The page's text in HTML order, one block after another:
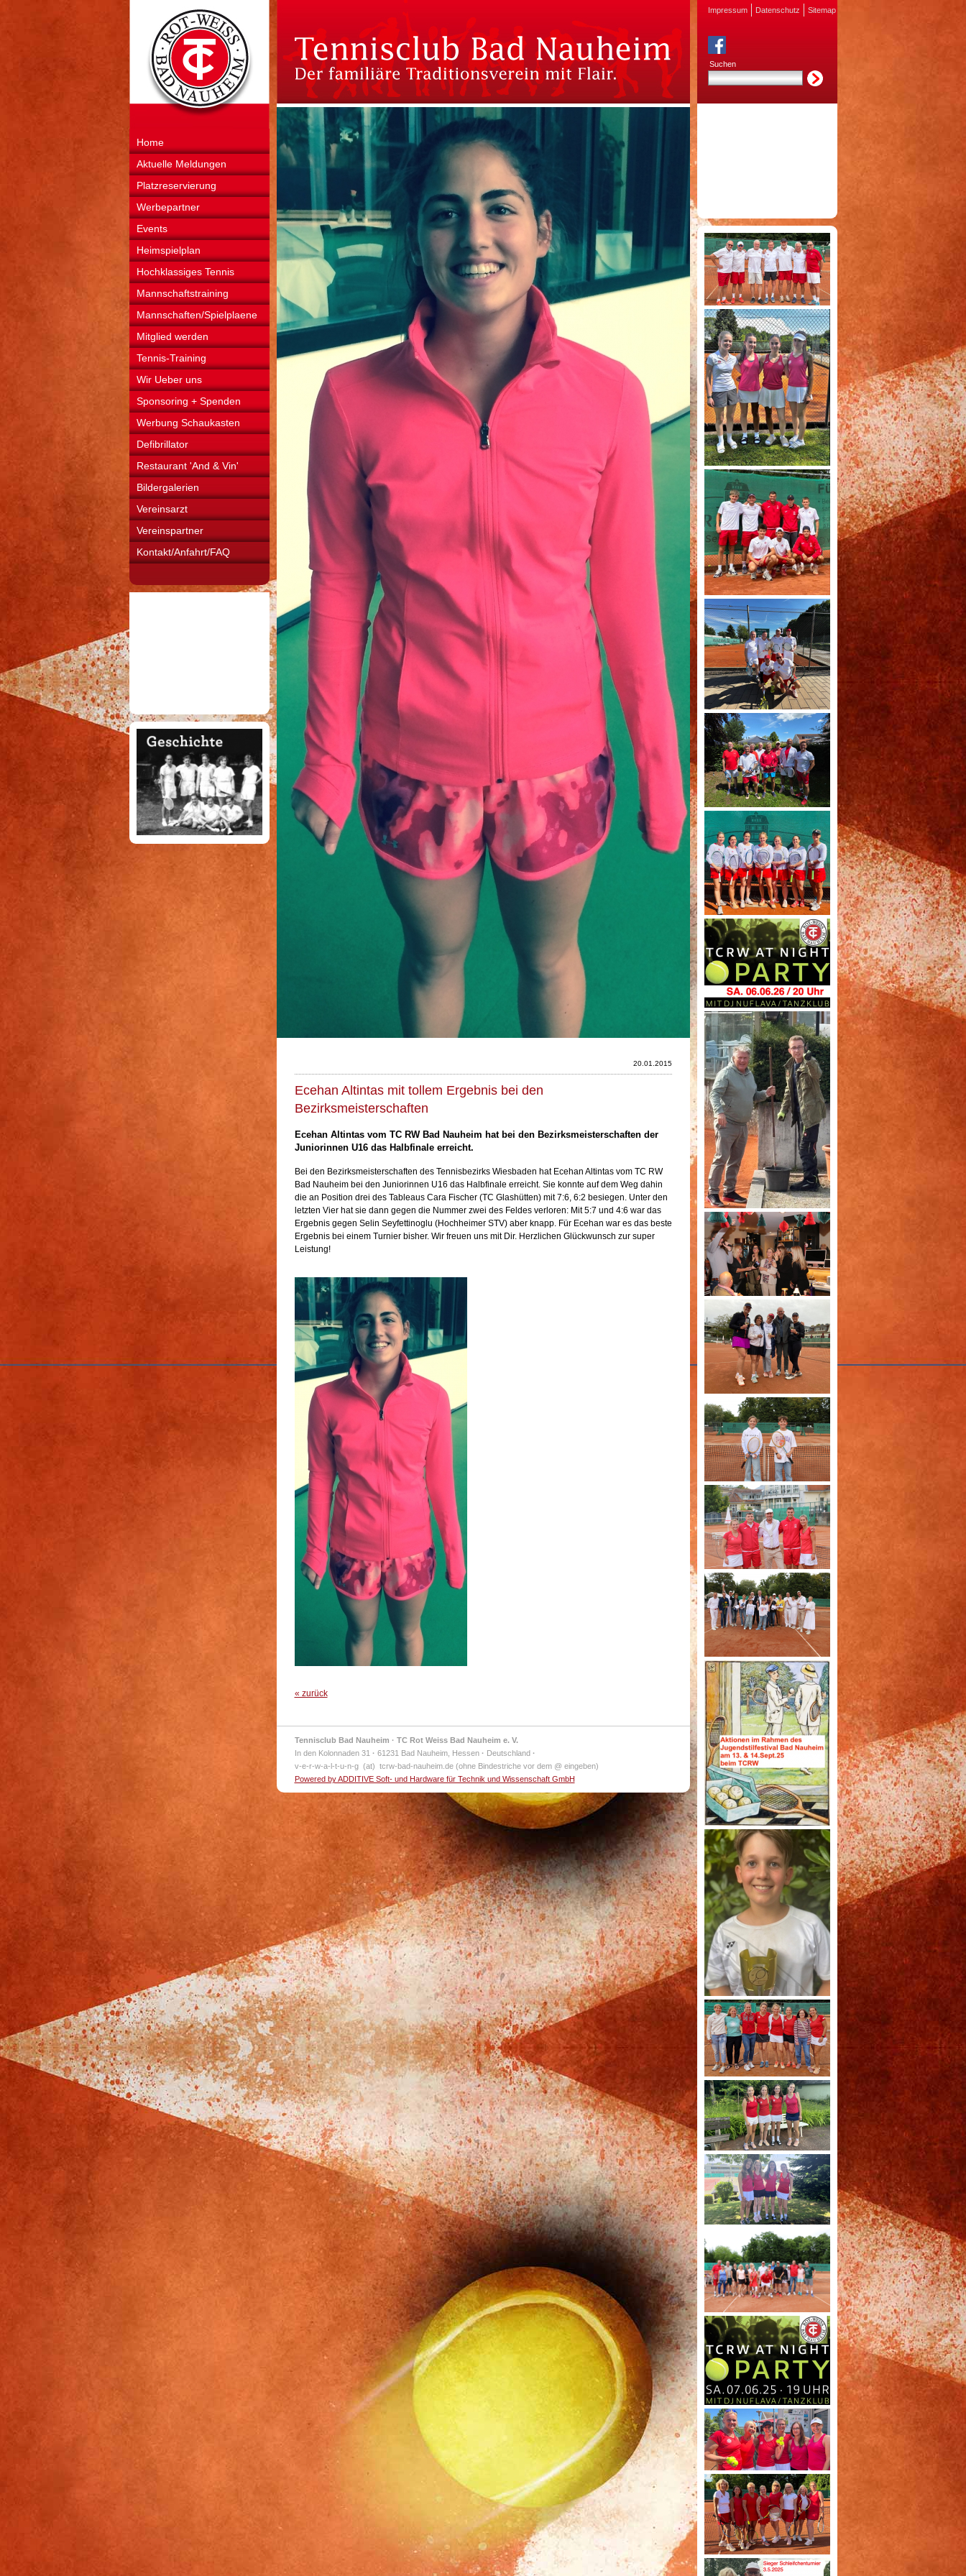
Home
Aktuelle Meldungen
Platzreservierung
Werbepartner
Events
Heimspielplan
Hochklassiges Tennis
Mannschaftstraining
Mannschaften/Spielplaene
Mitglied werden
Tennis-Training
Wir Ueber uns
Sponsoring + Spenden
Werbung Schaukasten
Defibrillator
Restaurant 'And & Vin'
Bildergalerien
Vereinsarzt
Vereinspartner
Kontakt/Anfahrt/FAQ
20.01.2015
Ecehan Altintas mit tollem Ergebnis bei den
Bezirksmeisterschaften
Ecehan Altintas vom TC RW Bad Nauheim hat bei den Bezirksmeisterschaften der
Juniorinnen U16 das Halbfinale erreicht.
Bei den Bezirksmeisterschaften des Tennisbezirks Wiesbaden hat Ecehan Altintas vom TC RW
Bad Nauheim bei den Juniorinnen U16 das Halbfinale erreicht. Sie konnte auf dem Weg dahin
die an Position drei des Tableaus Cara Fischer (TC Glashütten) mit 7:6, 6:2 besiegen. Unter den
letzten Vier hat sie dann gegen die Nummer zwei des Feldes verloren: Mit 5:7 und 4:6 war das
Ergebnis gegen Selin Seyfettinoglu (Hochheimer STV) aber knapp. Für Ecehan war es das beste
Ergebnis bei einem Turnier bisher. Wir freuen uns mit Dir. Herzlichen Glückwunsch zur super
Leistung!
« zurück
Tennisclub Bad Nauheim · TC Rot Weiss Bad Nauheim e. V.
In den Kolonnaden 31 · 61231 Bad Nauheim, Hessen · Deutschland ·
v-e-r-w-a-l-t-u-n-g (at) tcrw-bad-nauheim.de (ohne Bindestriche vor dem @ eingeben)
Powered by ADDITIVE Soft- und Hardware für Technik und Wissenschaft GmbH
Impressum Datenschutz Sitemap
Suchen